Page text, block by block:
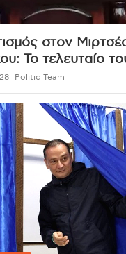
στον
Το τελευταίο
Politic Team